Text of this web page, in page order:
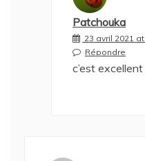
Patchouka
23 avril 2021
Répondre
c’est excellent